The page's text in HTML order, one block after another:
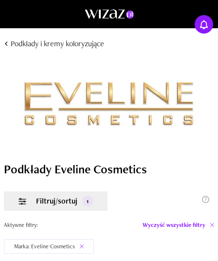
Podkłady i kremy koloryzujące
Podkłady Eveline Cosmetics
Filtruj/sortuj 1
Aktywne filtry: Wyczyść wszystkie filtry
Marka: Eveline Cosmetics